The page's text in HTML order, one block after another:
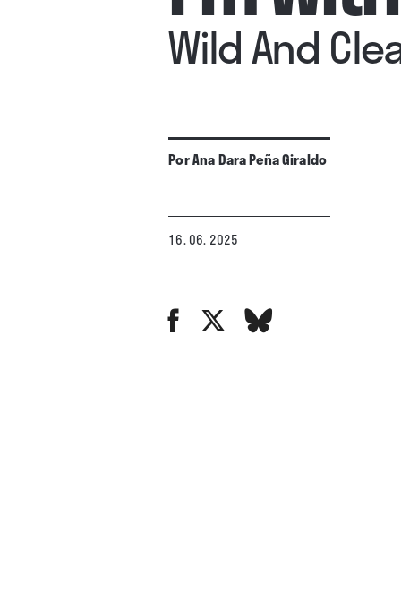
Wild And
PorAna Dara Peña Giraldo
16. 06. 2025